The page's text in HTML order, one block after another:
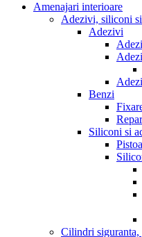
Amenajari interioare
Adezivi, siliconi
Adezivi
Benzi
Siliconi si
Cilindri siguranta,